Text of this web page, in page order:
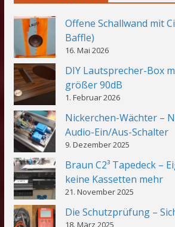
Offene Schallwand mit
Baffle)
16. Mai 2026
DIY Lautsprecher-Box
größer 90dB
1. Februar 2026
Nickerchen-Wächter –
Audio-Ein/Aus-Schalter
9. Dezember 2025
Braun C2³ Tapedeck –
keine Kassetten mehr
21. November 2025
Die Schutzprüfung –
18. März 2025